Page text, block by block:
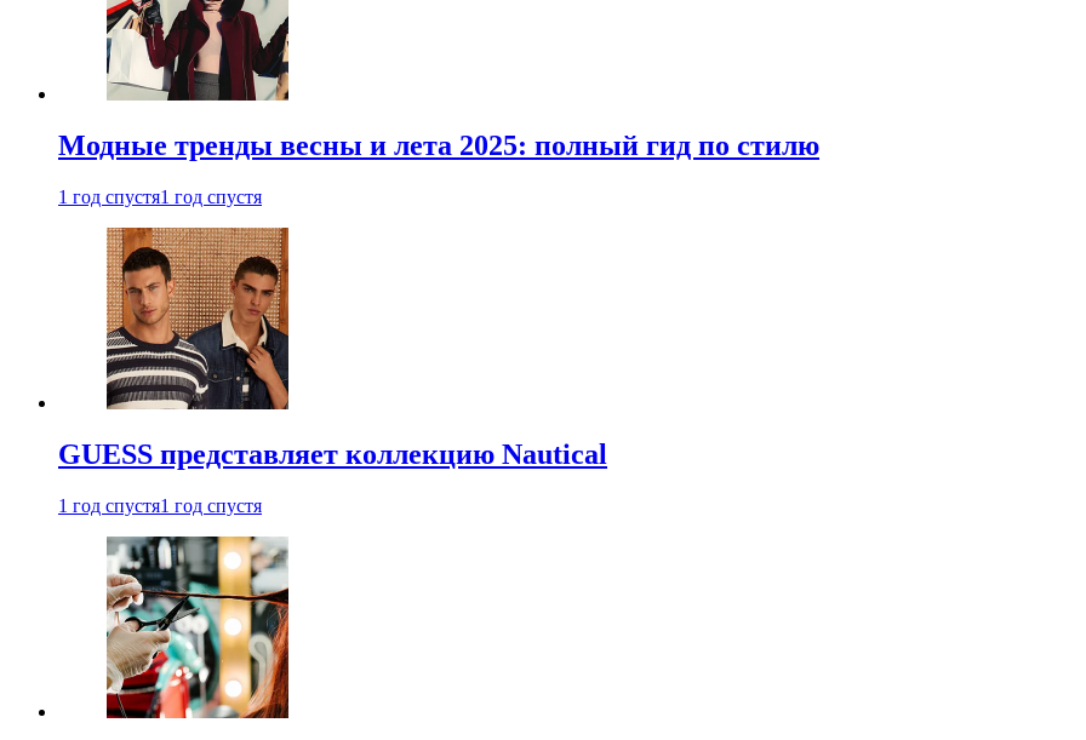
Модные тренды весны и лета 2025: полный гид по стилю
1 год спустя1 год спустя
GUESS представляет коллекцию Nautical
1 год спустя1 год спустя